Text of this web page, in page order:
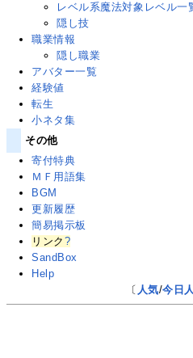
レベル系魔法対象レベル一
隠し技
職業情報
隠し職業
アバター一覧
経験値
転生
小ネタ集
その他
寄付特典
ＭＦ用語集
BGM
更新履歴
簡易掲示板
リンク ?
SandBox
Help
〔 人気/今日